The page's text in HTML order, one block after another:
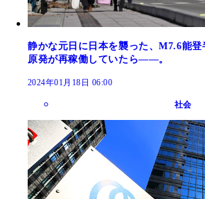
静かな元日に日本を襲った、M7.6能
原発が再稼働していたら――。
2024年01月18日 06:00
社会